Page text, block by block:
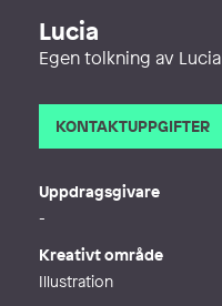
Lucia
Egen tolkning av Lucia
KONTAKTUPPGIFTER
Uppdragsgivare
-
Kreativt område
Illustration